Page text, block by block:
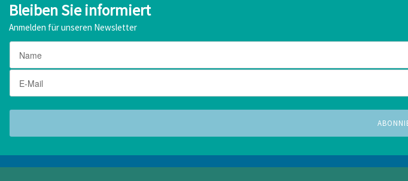
Bleiben Sie informiert
Anmelden für unseren Newsletter